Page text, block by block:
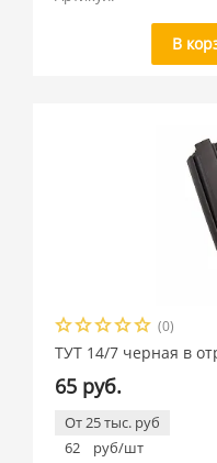
В
(0)
ТУТ 14/7 черная в
65 руб.
От 25 тыс. руб
62
руб/шт